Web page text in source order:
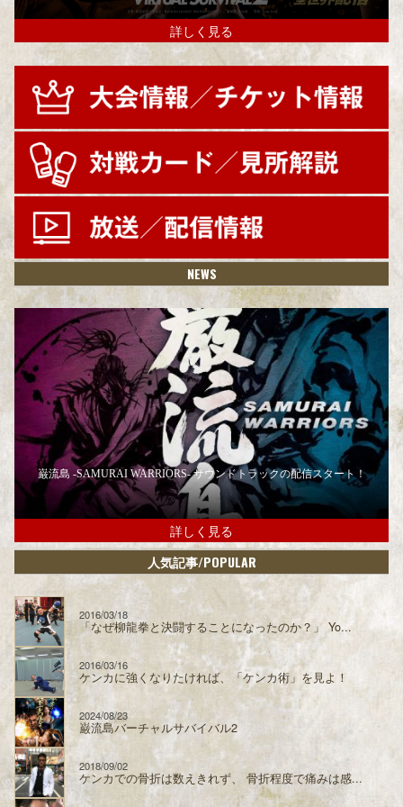
詳しく見る
NEWS
巌流島 -SAMURAI WARRIORS- サウンドトラックの配信スタート！
詳しく見る
人気記事/POPULAR
2016/03/18
「なぜ柳龍拳と決闘することになったのか？」 Yo...
2016/03/16
ケンカに強くなりたければ、「ケンカ術」を見よ！
2024/08/23
巌流島バーチャルサバイバル2
2018/09/02
ケンカでの骨折は数えきれず、 骨折程度で痛みは感...